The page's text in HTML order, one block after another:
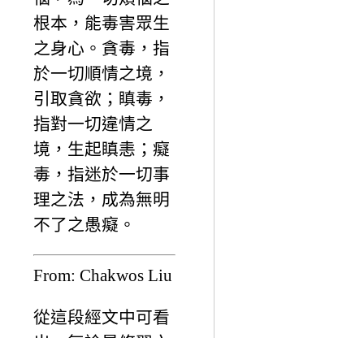
根本，能毒害眾生
之身心。貪毒，指
於一切順情之境，
引取貪欲；瞋毒，
指對一切違情之
境，生起瞋恚；癡
毒，指迷於一切事
理之法，成為無明
不了之愚癡。
From: Chakwos Liu
從這段經文中可看